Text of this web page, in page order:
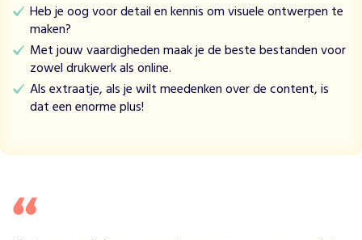
f
f
e
w
a
k
d
Heb je oog voor detail en kennis om visuele ontwerpen te
maken?
Met jouw vaardigheden maak je de beste bestanden voor
zowel drukwerk als online.
Als extraatje, als je wilt meedenken over de content, is
dat een enorme plus!